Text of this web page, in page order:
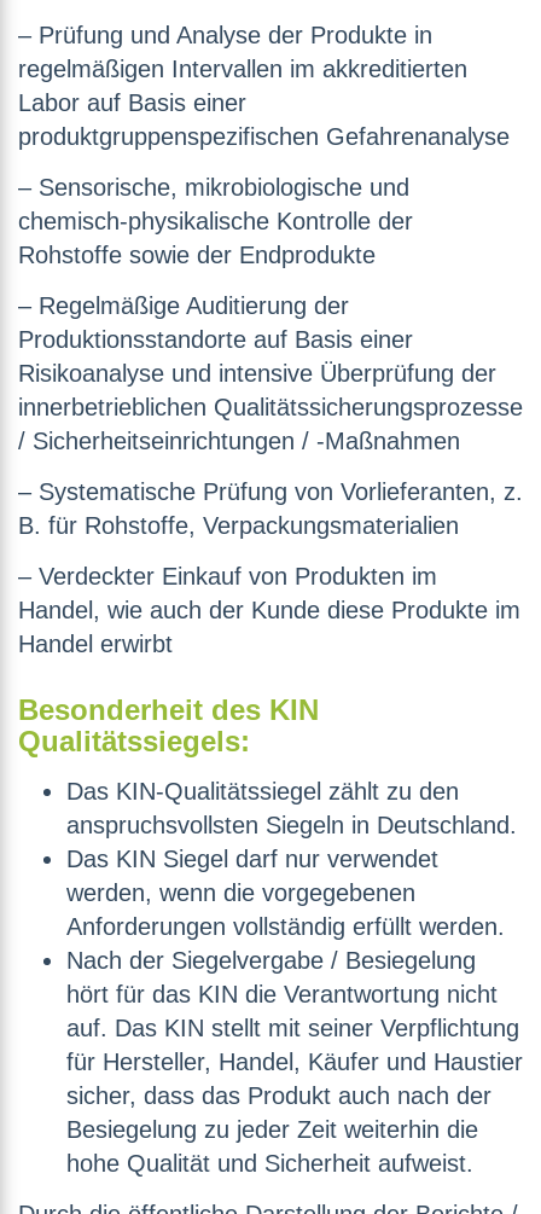
– Prüfung und Analyse der Produkte in
regelmäßigen Intervallen im akkreditierten
Labor auf Basis einer
produktgruppenspezifischen Gefahrenanalyse
– Sensorische, mikrobiologische und
chemisch-physikalische Kontrolle der
Rohstoffe sowie der Endprodukte
– Regelmäßige Auditierung der
Produktionsstandorte auf Basis einer
Risikoanalyse und intensive Überprüfung der
innerbetrieblichen Qualitätssicherungsprozesse
/ Sicherheitseinrichtungen / -Maßnahmen
– Systematische Prüfung von Vorlieferanten, z.
B. für Rohstoffe, Verpackungsmaterialien
– Verdeckter Einkauf von Produkten im
Handel, wie auch der Kunde diese Produkte im
Handel erwirbt
Besonderheit des KIN
Qualitätssiegels:
Das KIN-Qualitätssiegel zählt zu den
anspruchsvollsten Siegeln in Deutschland.
Das KIN Siegel darf nur verwendet
werden, wenn die vorgegebenen
Anforderungen vollständig erfüllt werden.
Nach der Siegelvergabe / Besiegelung
hört für das KIN die Verantwortung nicht
auf. Das KIN stellt mit seiner Verpflichtung
für Hersteller, Handel, Käufer und Haustier
sicher, dass das Produkt auch nach der
Besiegelung zu jeder Zeit weiterhin die
hohe Qualität und Sicherheit aufweist.